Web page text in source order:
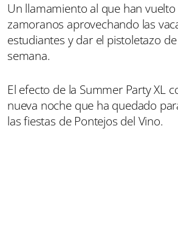
Un llamamiento al que han
zamoranos aprovechando las
estudiantes y dar el pistoletazo
semana.
El efecto de la Summer Party XL
nueva noche que ha quedado
las fiestas de Pontejos del Vino.